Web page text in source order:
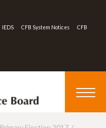
IEDS CFB System Notices CFB